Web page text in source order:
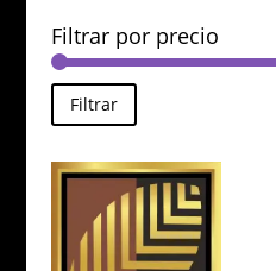
Filtrar por precio
Filtrar